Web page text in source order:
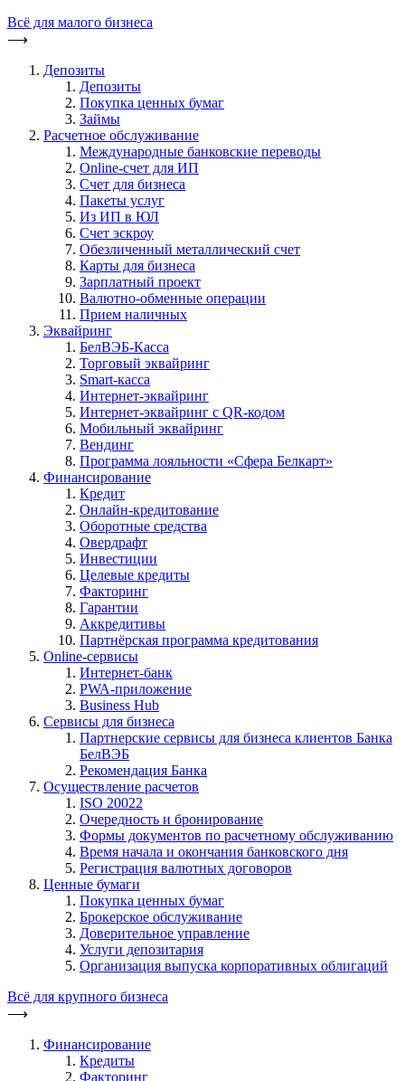
Всё для малого бизнеса
⟶
Депозиты
Депозиты
Покупка ценных бумаг
Займы
Расчетное обслуживание
Международные банковские переводы
Online-счет для ИП
Счет для бизнеса
Пакеты услуг
Из ИП в ЮЛ
Счет эскроу
Обезличенный металлический счет
Карты для бизнеса
Зарплатный проект
Валютно-обменные операции
Прием наличных
Эквайринг
БелВЭБ-Касса
Торговый эквайринг
Smart-касса
Интернет-эквайринг
Интернет-эквайринг с QR-кодом
Мобильный эквайринг
Вендинг
Программа лояльности «Сфера Белкарт»
Финансирование
Кредит
Онлайн-кредитование
Оборотные средства
Овердрафт
Инвестиции
Целевые кредиты
Факторинг
Гарантии
Аккредитивы
Партнёрская программа кредитования
Online-сервисы
Интернет-банк
PWA-приложение
Business Hub
Сервисы для бизнеса
Партнерские сервисы для бизнеса клиентов Банка
БелВЭБ
Рекомендация Банка
Осуществление расчетов
ISO 20022
Очередность и бронирование
Формы документов по расчетному обслуживанию
Время начала и окончания банковского дня
Регистрация валютных договоров
Ценные бумаги
Покупка ценных бумаг
Брокерское обслуживание
Доверительное управление
Услуги депозитария
Организация выпуска корпоративных облигаций
Всё для крупного бизнеса
⟶
Финансирование
Кредиты
Факторинг